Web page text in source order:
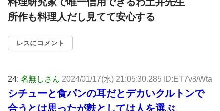
所作も料理人だし見てて安心する
レスにコメント
24: 名無しさん 2024/01/17(水) 21:05:30.285 ID:ET7v8/Wta
シチューと食パンの耳だとデカいクルトンで
合うとは思ったが麩としては人を選ぶ